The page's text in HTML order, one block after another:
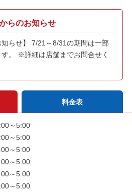
らのお知らせ
知らせ】 7/21～8/31の期間は一部
。 ※詳細は店舗までお問合せく
料金表
～5:00
～5:00
～5:00
～5:00
～5:00
～5:00